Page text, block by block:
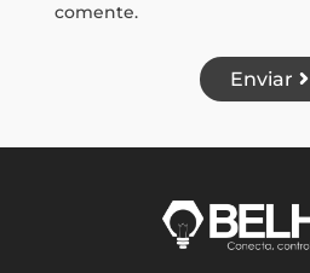
comente.
Enviar